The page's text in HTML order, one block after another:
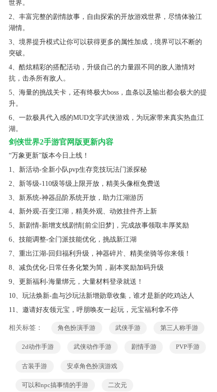
世界。
2、丰富完整的剧情故事，自由探索的开放游戏世界，尽情体验江
湖情。
3、境界提升模式让你可以获得更多的属性加成，境界可以不断的
突破。
4、酷炫精彩的搭配活动，升级自己的力量跟不同的敌人激情对
抗，击杀所有敌人。
5、海量的挑战关卡，还有终极大boss，血条以及输出都会极大的提
升。
6、一款极具代入感的MUD文字武侠游戏，为玩家带来真实热血江
湖。
剑侠世界2手游官网版更新内容
“万象更新”版本今日上线！
1、新活动-全新小队pvp生存竞技玩法门派探秘
2、新等级-110级等级上限开放，精美头像框免费送
3、新系统-神器品阶系统开放，助力江湖游历
4、新外观-百变江湖，精美外观、动效挂件齐上新
5、新剧情-新增支线剧情[前尘旧梦]，完成故事领取丰厚奖励
6、技能调整-全门派技能优化，挑战新江湖
7、重出江湖-回归福利升级，神器碎片、精美坐骑等你来领！
8、减负优化-日常任务化繁为简，副本奖励加码升级
9、更新福利-海量绑元，大量材料登录就送！
10、玩法焕新-血与沙玩法新增勋章收集，谁才是新的吃鸡达人
11、邀请好友领元宝，呼朋唤友一起玩，元宝福利拿不停
相关标签： 角色扮演手游 武侠手游 第三人称手游
2d动作手游 武侠动作手游 剧情手游 PVP手游
古装手游 安卓角色扮演游戏
可以和npc搞事情的手游 二次元